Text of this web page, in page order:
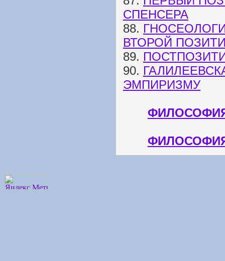
СПЕНСЕРА
88.
ВТОРОЙ
89.
90.
ЭМПИРИЗМУ